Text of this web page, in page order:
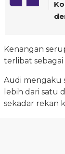
Kenangan
terlibat
Audi mengaku
lebih dari satu
sekadar rekan